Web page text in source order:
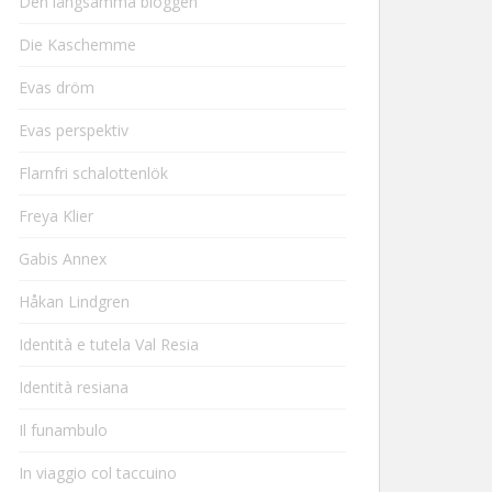
Die Kaschemme
Evas dröm
Evas perspektiv
Flarnfri schalottenlök
Freya Klier
Gabis Annex
Håkan Lindgren
Identità e tutela Val Resia
Identità resiana
Il funambulo
In viaggio col taccuino